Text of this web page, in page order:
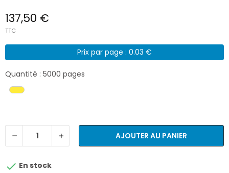
137,50 €
TTC
Prix par page : 0.03 €
Quantité : 5000 pages
AJOUTER AU PANIER
 En stock